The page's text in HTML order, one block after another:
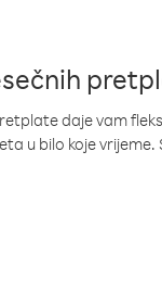
daje vam
u bilo koje